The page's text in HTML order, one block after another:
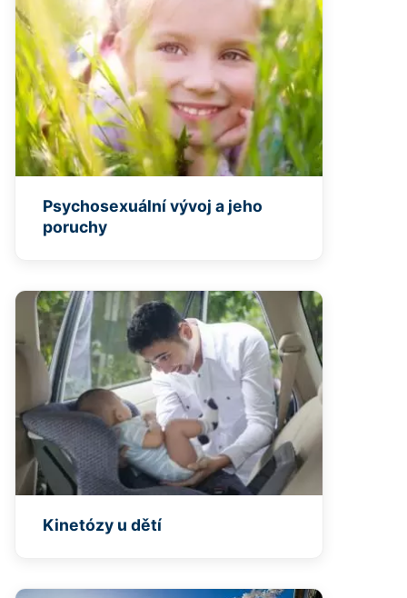
Psychosexuální vývoj a jeho
poruchy
Kinetózy u dětí